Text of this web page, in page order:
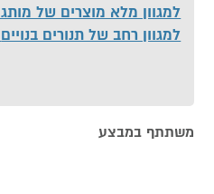
למגוון מלא מוצרים של מותג Electrolux
למגוון רחב של תנורים בנויים
משתתף במבצע